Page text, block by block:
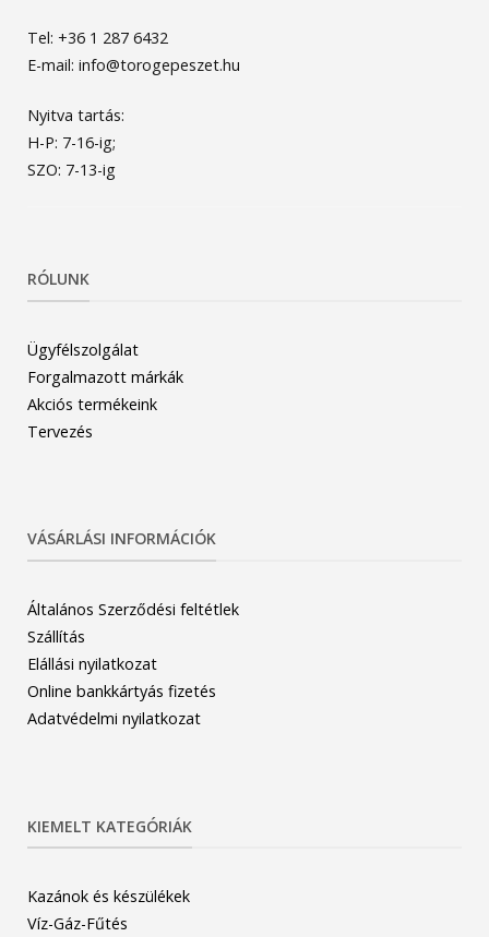
Tel: +36 1 287 6432
E-mail: info@torogepeszet.hu
Nyitva tartás:
H-P: 7-16-ig;
SZO: 7-13-ig
RÓLUNK
Ügyfélszolgálat
Forgalmazott márkák
Akciós termékeink
Tervezés
VÁSÁRLÁSI INFORMÁCIÓK
Általános Szerződési feltétlek
Szállítás
Elállási nyilatkozat
Online bankkártyás fizetés
Adatvédelmi nyilatkozat
KIEMELT KATEGÓRIÁK
Kazánok és készülékek
Víz-Gáz-Fűtés